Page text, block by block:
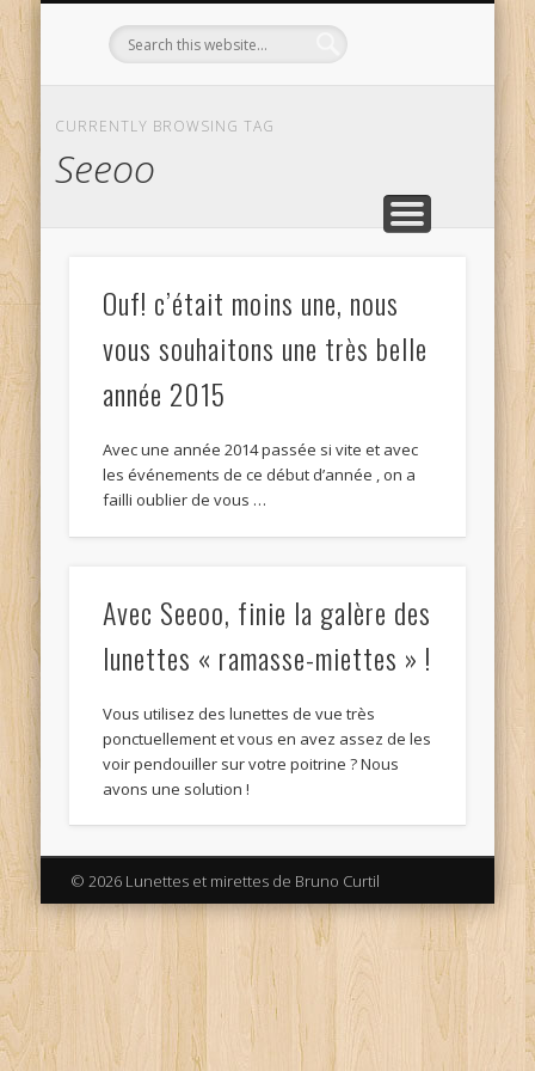
CURRENTLY BROWSING TAG
Seeoo
Ouf! c’était moins une, nous
vous souhaitons une très belle
année 2015
Avec une année 2014 passée si vite et avec
les événements de ce début d’année , on a
failli oublier de vous …
Avec Seeoo, finie la galère des
lunettes « ramasse-miettes » !
Vous utilisez des lunettes de vue très
ponctuellement et vous en avez assez de les
voir pendouiller sur votre poitrine ? Nous
avons une solution !
© 2026 Lunettes et mirettes de Bruno Curtil